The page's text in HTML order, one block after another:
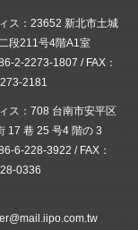
ス：23652 新北市土城
段211号4階A1室
2-2273-1807 / FAX：
2181
ス：708 台南市安平区
17 巷 25 号4 階の 3
6-228-3922 / FAX：
0336